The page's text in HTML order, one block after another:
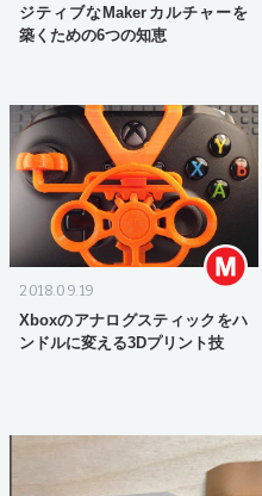
ジティブなMakerカルチャーを
築くための6つの知恵
2018.09.19
Xboxのアナログスティックをハ
ンドルに変える3Dプリント技